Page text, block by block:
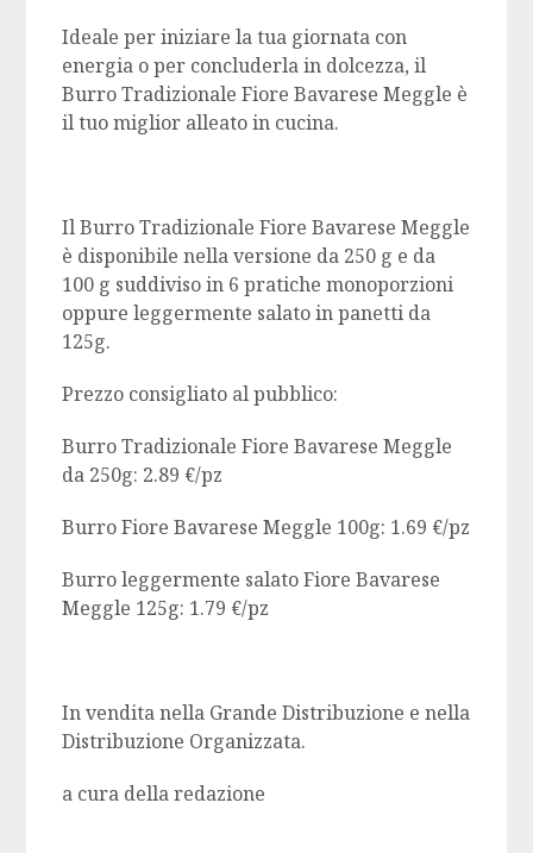
Ideale per iniziare la tua giornata con
energia o per concluderla in dolcezza, il
Burro Tradizionale Fiore Bavarese Meggle è
il tuo miglior alleato in cucina.
Il Burro Tradizionale Fiore Bavarese Meggle
è disponibile nella versione da 250 g e da
100 g suddiviso in 6 pratiche monoporzioni
oppure leggermente salato in panetti da
125g.
Prezzo consigliato al pubblico:
Burro Tradizionale Fiore Bavarese Meggle
da 250g: 2.89 €/pz
Burro Fiore Bavarese Meggle 100g: 1.69 €/pz
Burro leggermente salato Fiore Bavarese
Meggle 125g: 1.79 €/pz
In vendita nella Grande Distribuzione e nella
Distribuzione Organizzata.
a cura della redazione